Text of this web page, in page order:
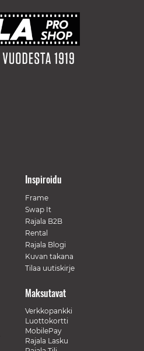
Inspiroidu
Frame
Swap It
Rajala B2B
Rental
Rajala Blogi
Kuvan takana
Tilaa uutiskirje
Maksutavat
Verkkopankki
Luottokortti
MobilePay
Rajala Lasku